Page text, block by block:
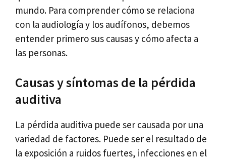
mundo. Para comprender cómo se relaciona
con la audiología y los audífonos, debemos
entender primero sus causas y cómo afecta a
las personas.
Causas y síntomas de la pérdida
auditiva
La pérdida auditiva puede ser causada por una
variedad de factores. Puede ser el resultado de
la exposición a ruidos fuertes, infecciones en el